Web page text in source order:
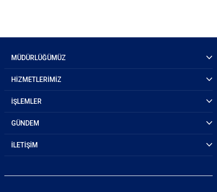
MÜDÜRLÜĞÜMÜZ
HİZMETLERİMİZ
İŞLEMLER
GÜNDEM
İLETİŞİM